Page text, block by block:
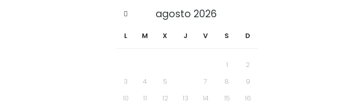
agosto 2026
L M X J V S D
1
2
3
4 5 7 8
9
10
11 12 13 14 15
16